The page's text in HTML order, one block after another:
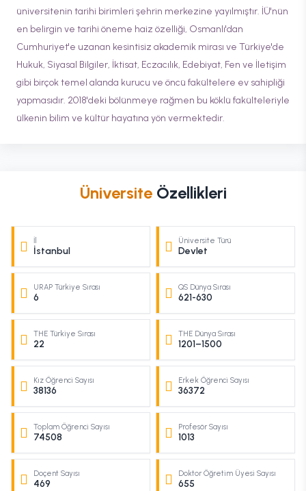
üniversitenin tarihi birimleri şehrin merkezine yayılmıştır. İÜ'nün
en belirgin ve tarihi öneme haiz özelliği, Osmanlı'dan
Cumhuriyet'e uzanan kesintisiz akademik mirası ve Türkiye'de
Hukuk, Siyasal Bilgiler, İktisat, Eczacılık, Edebiyat, Fen ve İletişim
gibi birçok temel alanda kurucu ve öncü fakültelere ev sahipliği
yapmasıdır. 2018'deki bölünmeye rağmen bu köklü fakülteleriyle
ülkenin bilim ve kültür hayatına yön vermektedir.
Üniversite Özellikleri
İl
İstanbul
Üniversite Türü
Devlet
URAP Türkiye Sırası
6
QS Dünya Sırası
621-630
THE Türkiye Sırası
22
THE Dünya Sırası
1201–1500
Kız Öğrenci Sayısı
38136
Erkek Öğrenci Sayısı
36372
Toplam Öğrenci Sayısı
74508
Profesör Sayısı
1013
Doçent Sayısı
469
Doktor Öğretim Üyesi Sayısı
655